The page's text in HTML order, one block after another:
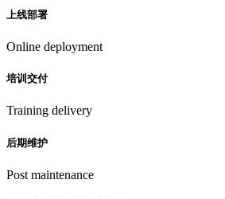
上线部署
Online deployment
培训交付
Training delivery
后期维护
Post maintenance